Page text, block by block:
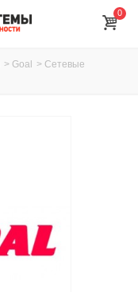
0
> Goal > Сетевые